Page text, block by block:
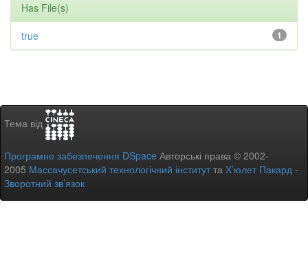
Has File(s)
1
true
Тема від
Програмне забезпечення DSpace Авторські права © 2002-
2005 Массачусетський технологічний інститутта Х’юлет Пакард -
Зворотний зв’язок